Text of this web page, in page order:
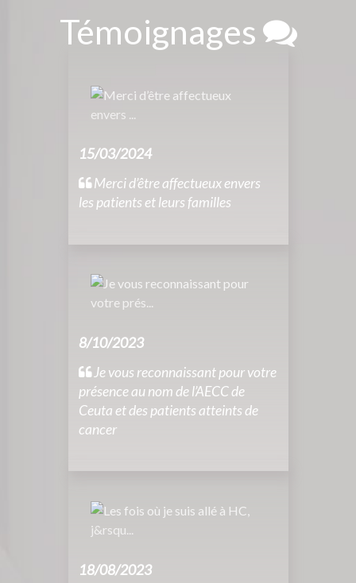
Témoignages
15/03/2024
Merci d’être affectueux envers
les patients et leurs familles
8/10/2023
Je vous reconnaissant pour votre
présence au nom de l’AECC de
Ceuta et des patients atteints de
cancer
18/08/2023